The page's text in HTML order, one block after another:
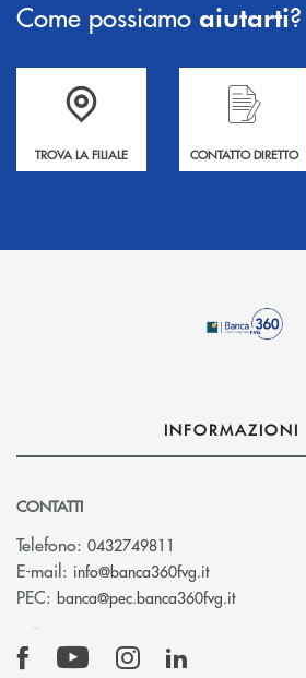
Come possiamo aiutarti?
Accedi all' elenco completo delle filiali .
TROVA LA FILIALE
Hai bisogno di
CONTATTO DIRETTO
INFORMAZIONI
CONTATTI
Telefono: 0432749811
E-mail: info@banca360fvg.it(si apre
PEC: banca@pec.banca360fvg.it(si apre